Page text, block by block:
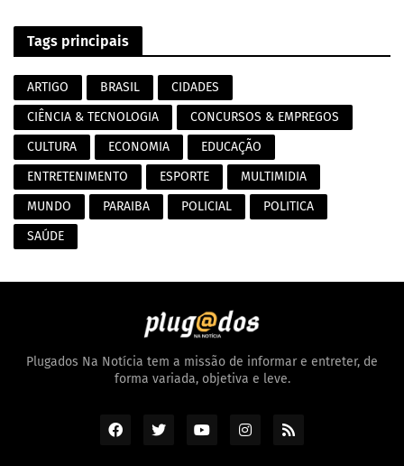
Tags principais
ARTIGO BRASIL
CIDADES
CIÊNCIA & TECNOLOGIA
CONCURSOS & EMPREGOS
CULTURA
ECONOMIA
EDUCAÇÃO
ENTRETENIMENTO
ESPORTE
MULTIMIDIA
MUNDO
PARAIBA POLICIAL
POLITICA
SAÚDE
Plugados Na Notícia tem a missão de informar e entreter, de
forma variada, objetiva e leve.